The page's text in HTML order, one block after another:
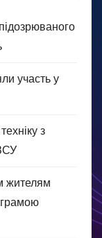
участь у
з
жителям